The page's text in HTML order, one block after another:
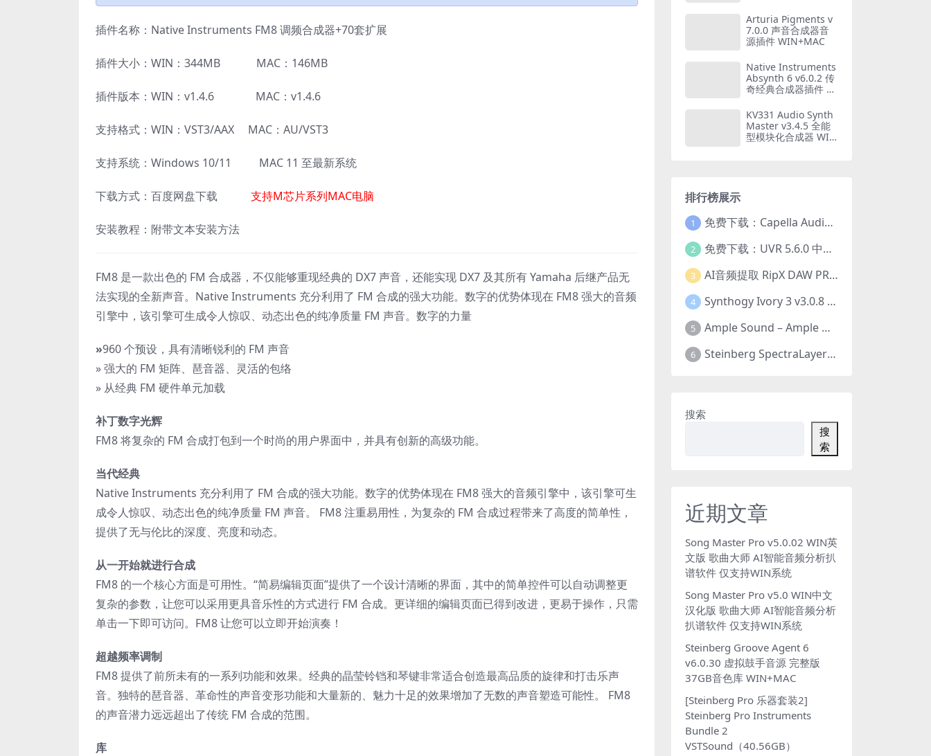
插件名称：Native Instruments FM8 调频合成器+70套扩展
插件大小：WIN：344MB MAC：146MB
插件版本：WIN：v1.4.6 MAC：v1.4.6
支持格式：WIN：VST3/AAX MAC：AU/VST3
支持系统：Windows 10/11 MAC 11 至最新系统
下载方式：百度网盘下载 支持M芯片系列MAC电脑
安装教程：附带文本安装方法
FM8 是一款出色的 FM 合成器，不仅能够重现经典的 DX7 声音，还能实现 DX7 及其所有 Yamaha 后继产品无
法实现的全新声音。Native Instruments 充分利用了 FM 合成的强大功能。数字的优势体现在 FM8 强大的音频
引擎中，该引擎可生成令人惊叹、动态出色的纯净质量 FM 声音。数字的力量
»960 个预设，具有清晰锐利的 FM 声音
» 强大的 FM 矩阵、琶音器、灵活的包络
» 从经典 FM 硬件单元加载
补丁数字光辉
FM8 将复杂的 FM 合成打包到一个时尚的用户界面中，并具有创新的高级功能。
当代经典
Native Instruments 充分利用了 FM 合成的强大功能。数字的优势体现在 FM8 强大的音频引擎中，该引擎可生
成令人惊叹、动态出色的纯净质量 FM 声音。 FM8 注重易用性，为复杂的 FM 合成过程带来了高度的简单性，
提供了无与伦比的深度、亮度和动态。
从一开始就进行合成
FM8 的一个核心方面是可用性。“简易编辑页面”提供了一个设计清晰的界面，其中的简单控件可以自动调整更
复杂的参数，让您可以采用更具音乐性的方式进行 FM 合成。更详细的编辑页面已得到改进，更易于操作，只需
单击一下即可访问。FM8 让您可以立即开始演奏！
超越频率调制
FM8 提供了前所未有的一系列功能和效果。经典的晶莹铃铛和琴键非常适合创造最高品质的旋律和打击乐声
音。独特的琶音器、革命性的声音变形功能和大量新的、魅力十足的效果增加了无数的声音塑造可能性。 FM8
的声音潜力远远超出了传统 FM 合成的范围。
库
支持WIN系统
Arturia Pigments v
7.0.0 声音合成器音
源插件 WIN+MAC
Native Instruments
Absynth 6 v6.0.2 传
奇经典合成器插件 W
KV331 Audio Synth
Master v3.4.5 全能
型模块化合成器 WIN
排行榜展示
1 免费下载：Capella Audio2score Pro v5.0 AI音频转乐谱扒谱软件 WIN+MAC
2 免费下载：UVR 5.6.0 中文版 最强AI人声伴奏分离工具+22GB完整扩展模型包 Ultimate Vocal Remover v5.6.0
3 AI音频提取 RipX DAW PRO 7.1.1 WIN 中文汉化版 人声乐器提取分离伴奏制作 仅支持WIN系统
4 Synthogy Ivory 3 v3.0.8 WIN版 极品象牙钢琴3 音源插件 含音色库扩展 仅支持WIN系统
5 Ample Sound – Ample Guitar & Bass v4.0.1版 吉他贝司 全新四代 全套26把 支持WIN+MAC
6 Steinberg SpectraLayers Pro v12.0.40 光谱层12 官方中文版 人声乐器提取软件 WIN+MAC
搜索
搜
索
近期文章
Song Master Pro v5.0.02 WIN英
文版 歌曲大师 AI智能音频分析扒
谱软件 仅支持WIN系统
Song Master Pro v5.0 WIN中文
汉化版 歌曲大师 AI智能音频分析
扒谱软件 仅支持WIN系统
Steinberg Groove Agent 6
v6.0.30 虚拟鼓手音源 完整版
37GB音色库 WIN+MAC
[Steinberg Pro 乐器套装2]
Steinberg Pro Instruments
Bundle 2
VSTSound（40.56GB）